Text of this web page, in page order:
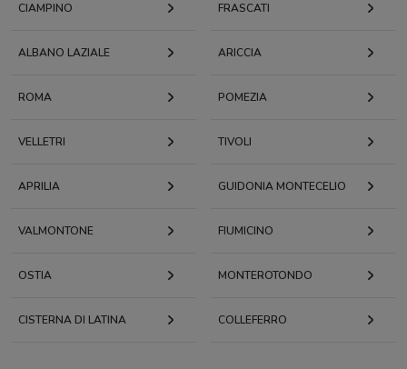
CIAMPINO FRASCATI
ALBANO LAZIALE ARICCIA
ROMA POMEZIA
VELLETRI TIVOLI
APRILIA GUIDONIA MONTECELIO
VALMONTONE FIUMICINO
OSTIA MONTEROTONDO
CISTERNA DI LATINA COLLEFERRO